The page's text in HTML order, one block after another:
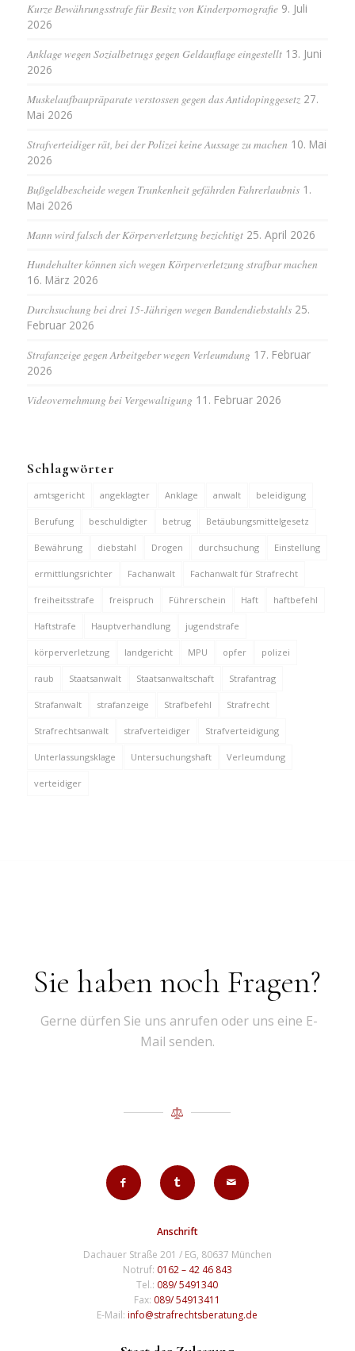
Kurze Bewährungsstrafe für Besitz von Kinderpornografie 9. Juli
2026
Anklage wegen Sozialbetrugs gegen Geldauflage eingestellt 13. Juni
2026
Muskelaufbaupräparate verstossen gegen das Antidopinggesetz 27.
Mai 2026
Strafverteidiger rät, bei der Polizei keine Aussage zu machen 10. Mai
2026
Bußgeldbescheide wegen Trunkenheit gefährden Fahrerlaubnis 1.
Mai 2026
Mann wird falsch der Körperverletzung bezichtigt 25. April 2026
Hundehalter können sich wegen Körperverletzung strafbar machen
16. März 2026
Durchsuchung bei drei 15-Jährigen wegen Bandendiebstahls 25.
Februar 2026
Strafanzeige gegen Arbeitgeber wegen Verleumdung 17. Februar
2026
Videovernehmung bei Vergewaltigung 11. Februar 2026
Schlagwörter
amtsgericht angeklagter Anklage anwalt beleidigung
Berufung beschuldigter betrug Betäubungsmittelgesetz
Bewährung diebstahl Drogen durchsuchung Einstellung
ermittlungsrichter Fachanwalt Fachanwalt für Strafrecht
freiheitsstrafe freispruch Führerschein Haft haftbefehl
Haftstrafe Hauptverhandlung jugendstrafe
körperverletzung landgericht MPU opfer polizei
raub Staatsanwalt Staatsanwaltschaft Strafantrag
Strafanwalt strafanzeige Strafbefehl Strafrecht
Strafrechtsanwalt strafverteidiger Strafverteidigung
Unterlassungsklage Untersuchungshaft Verleumdung
verteidiger
Sie haben noch Fragen?
Gerne dürfen Sie uns anrufen oder uns eine E-
Mail senden.
Anschrift
Dachauer Straße 201 / EG, 80637 München
Notruf: 0162 – 42 46 843
Tel.: 089/ 5491340
Fax: 089/ 54913411
E-Mail:info@strafrechtsberatung.de